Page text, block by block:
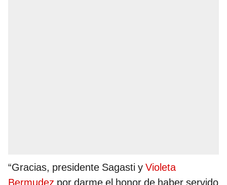
“Gracias, presidente Sagasti y Violeta
Bermudez por darme el honor de haber servido